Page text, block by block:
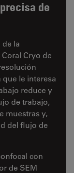
de
la
Cryo de
le interesa
reduce y
de trabajo,
muestras y,
del flujo de
con
de SEM